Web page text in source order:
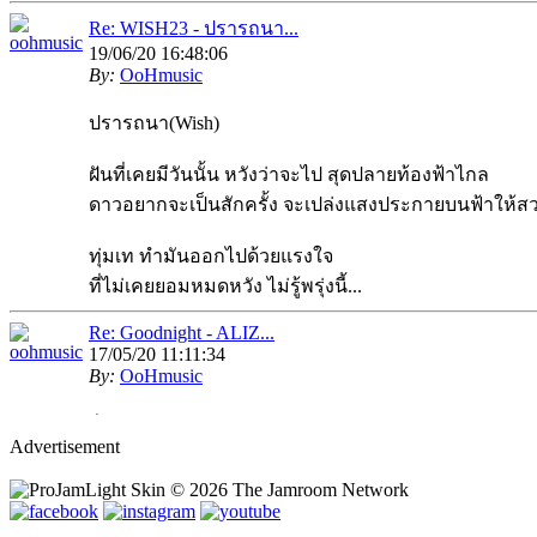
Re: WISH23 - ปรารถนา...
19/06/20 16:48:06
By: OoHmusic
ปรารถนา(Wish)
ฝันที่เคยมีวันนั้น หวังว่าจะไป สุดปลายท้องฟ้าไกล
ดาวอยากจะเป็นสักครั้ง จะเปล่งแสงประกายบนฟ้าให้ส
ทุ่มเท ทำมันออกไปด้วยแรงใจ
ที่ไม่เคยยอมหมดหวัง ไม่รู้พรุ่งนี้...
Re: Goodnight - ALIZ...
17/05/20 11:11:34
By: OoHmusic
07/07/19 21:29:00
By: OoHmusic
Advertisement